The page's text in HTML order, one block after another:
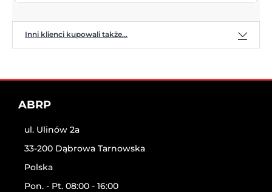
Inni klienci kupowali także...
ABRP
ul. Ulinów 2a
33-200 Dąbrowa Tarnowska
Polska
Pon. - Pt. 08:00 - 16:00